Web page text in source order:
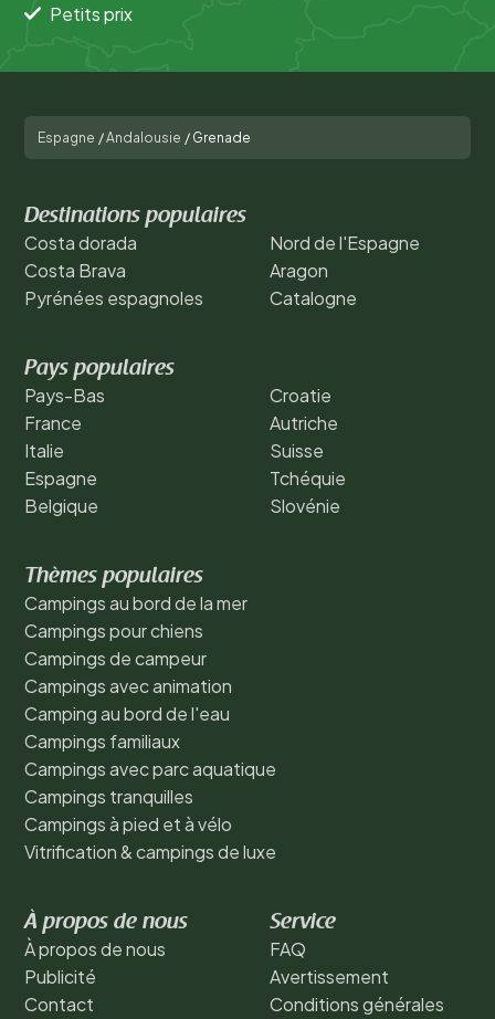
Petits prix
Espagne /Andalousie / Grenade
Destinations populaires
Costa dorada
Costa Brava
Pyrénées espagnoles
Nord de l'Espagne
Aragon
Catalogne
Pays populaires
Pays-Bas
France
Italie
Espagne
Belgique
Croatie
Autriche
Suisse
Tchéquie
Slovénie
Thèmes populaires
Campings au bord de la mer
Campings pour chiens
Campings de campeur
Campings avec animation
Camping au bord de l'eau
Campings familiaux
Campings avec parc aquatique
Campings tranquilles
Campings à pied et à vélo
Vitrification & campings de luxe
À propos de nous
À propos de nous
Publicité
Contact
Service
FAQ
Avertissement
Conditions générales